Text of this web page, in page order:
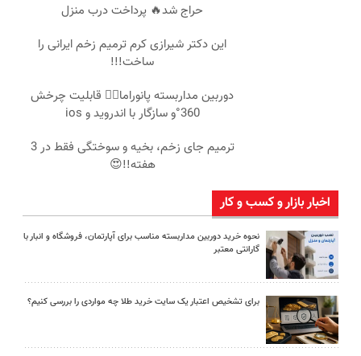
حراج شد🔥 پرداخت درب منزل
این دکتر شیرازی کرم ترمیم زخم ایرانی را
ساخت!!!
دوربین مداربسته پانوراما👈🏻 قابلیت چرخش
360°و سازگار با اندروید و ios
ترمیم جای زخم، بخیه و سوختگی فقط در 3
هفته!!😍
اخبار بازار و کسب و کار
نحوه خرید دوربین مداربسته مناسب برای آپارتمان، فروشگاه و انبار با
گارانتی معتبر
برای تشخیص اعتبار یک سایت خرید طلا چه مواردی را بررسی کنیم؟